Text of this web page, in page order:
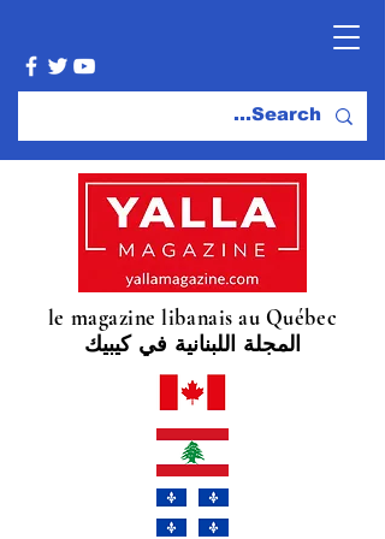
le magazine libanais au Québec
المجلة اللبنانية في كيبيك